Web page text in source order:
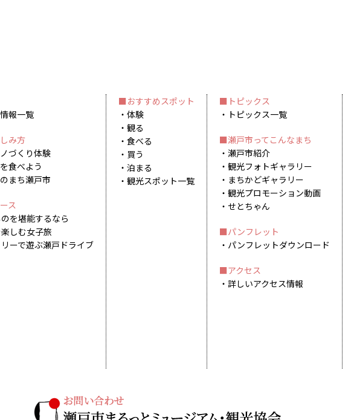
報一覧
み方
づくり体験
食べよう
まち瀬戸市
ス
を堪能するなら
しむ女子旅
ーで遊ぶ瀬戸ドライブ
おすすめスポット
体験
観る
食べる
買う
泊まる
観光スポット一覧
トピックス
トピックス一覧
瀬戸市ってこんなまち
瀬戸市紹介
観光フォトギャラリー
まちかどギャラリー
観光プロモーション動画
せとちゃん
パンフレット
パンフレットダウンロード
アクセス
詳しいアクセス情報